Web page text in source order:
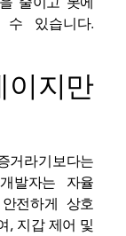
있습니다.
지만
라기보다는
발자는 자율
전하게 상호
, 지갑 제어 및